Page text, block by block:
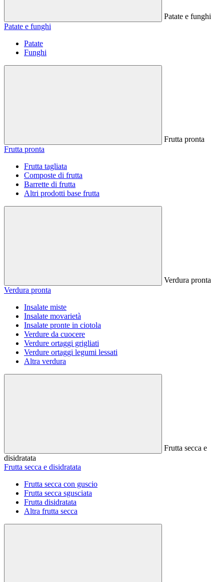
Patate e funghi
Patate e funghi
Patate
Funghi
Frutta pronta
Frutta pronta
Frutta tagliata
Composte di frutta
Barrette di frutta
Altri prodotti base frutta
Verdura pronta
Verdura pronta
Insalate miste
Insalate movarietà
Insalate pronte in ciotola
Verdure da cuocere
Verdure ortaggi grigliati
Verdure ortaggi legumi lessati
Altra verdura
Frutta secca e
disidratata
Frutta secca e disidratata
Frutta secca con guscio
Frutta secca sgusciata
Frutta disidratata
Altra frutta secca